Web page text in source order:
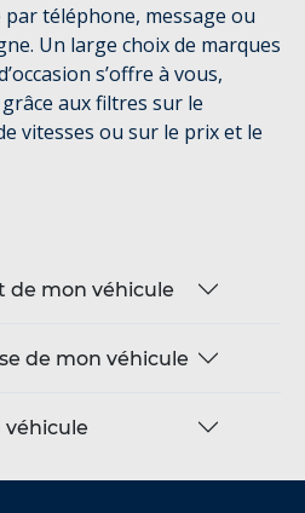
téléphone, message ou
Un large choix de marques
s’offre à vous,
aux filtres sur le
vitesses ou sur le prix et le
de mon véhicule
de mon véhicule